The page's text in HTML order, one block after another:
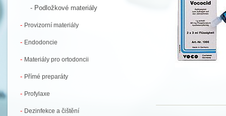
- Podložkové materiály
- Provizorní materiály
- Endodoncie
- Materiály pro ortodoncii
- Přímé preparáty
- Profylaxe
- Dezinfekce a čištění